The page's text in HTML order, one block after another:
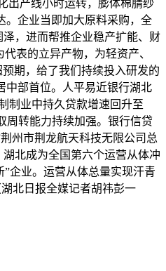
出产线小时运转，膨体棉腈纱
。企业当即加大原料采购，全
，进而帮推企业稳产扩能、财
表的立异产物，为轻资产、
期，给了我们持续投入研发的
中部首位。人平易近银行湖北
制业中持久贷款增速回升至
周转能力持续加强。银行信贷
州市荆龙航天科技无限公司总
北成为全国第六个运营从体冲
企业。运营从体总量实现汗青
北日报全媒记者胡祎彭一